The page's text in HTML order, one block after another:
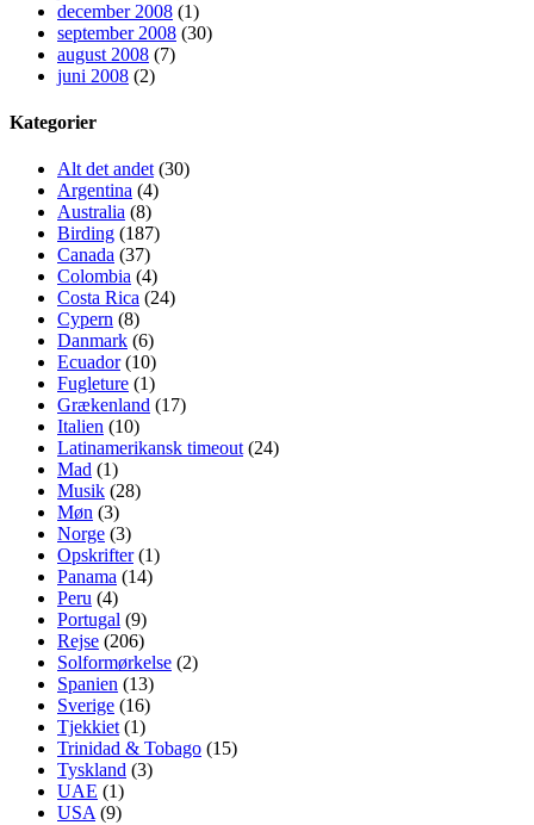
december 2008 (1)
september 2008 (30)
august 2008 (7)
juni 2008 (2)
Kategorier
Alt det andet (30)
Argentina (4)
Australia (8)
Birding (187)
Canada (37)
Colombia (4)
Costa Rica (24)
Cypern (8)
Danmark (6)
Ecuador(10)
Fugleture (1)
Grækenland (17)
Italien (10)
Latinamerikansk timeout (24)
Mad (1)
Musik (28)
Møn (3)
Norge (3)
Opskrifter(1)
Panama (14)
Peru (4)
Portugal (9)
Rejse (206)
Solformørkelse (2)
Spanien (13)
Sverige (16)
Tjekkiet (1)
Trinidad & Tobago (15)
Tyskland (3)
UAE (1)
USA (9)